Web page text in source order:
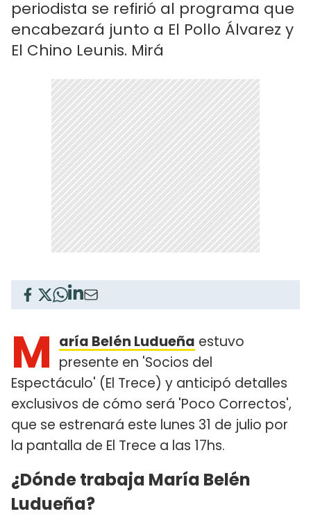
periodista se refirió al programa que
encabezará junto a El Pollo Álvarez y
El Chino Leunis. Mirá
M aría Belén Ludueña estuvo
presente en 'Socios del
Espectáculo' (El Trece) y anticipó detalles
exclusivos de cómo será 'Poco Correctos',
que se estrenará este lunes 31 de julio por
la pantalla de El Trece a las 17hs.
¿Dónde trabaja María Belén
Ludueña?